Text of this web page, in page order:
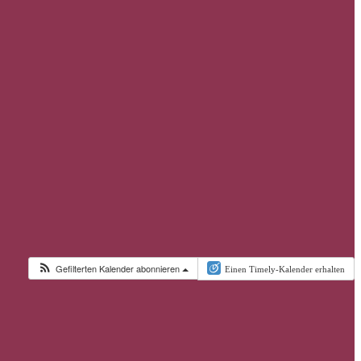
Gefilterten Kalender abonnieren Einen Timely-Kalender erhalten